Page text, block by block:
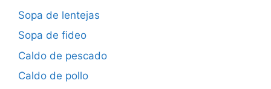
Sopa de lentejas
Sopa de fideo
Caldo de pescado
Caldo de pollo